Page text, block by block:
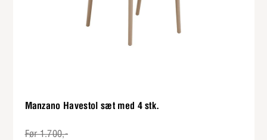
Manzano Havestol sæt med 4 stk.
Før 1.700,-